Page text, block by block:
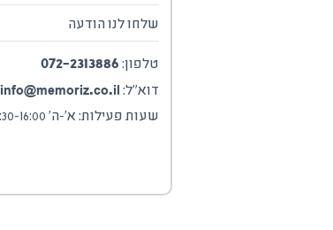
שלחו לנו הודעה
טלפון: 072-2313886
דוא"ל: info@memoriz.co.il
שעות פעילות: א'-ה' 08:30-16:00